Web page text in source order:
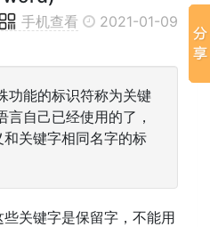
手机查看 2021-01-09
功能的标识符称为关键
自己已经使用的了，
关键字相同名字的标
关键字是保留字，不能用